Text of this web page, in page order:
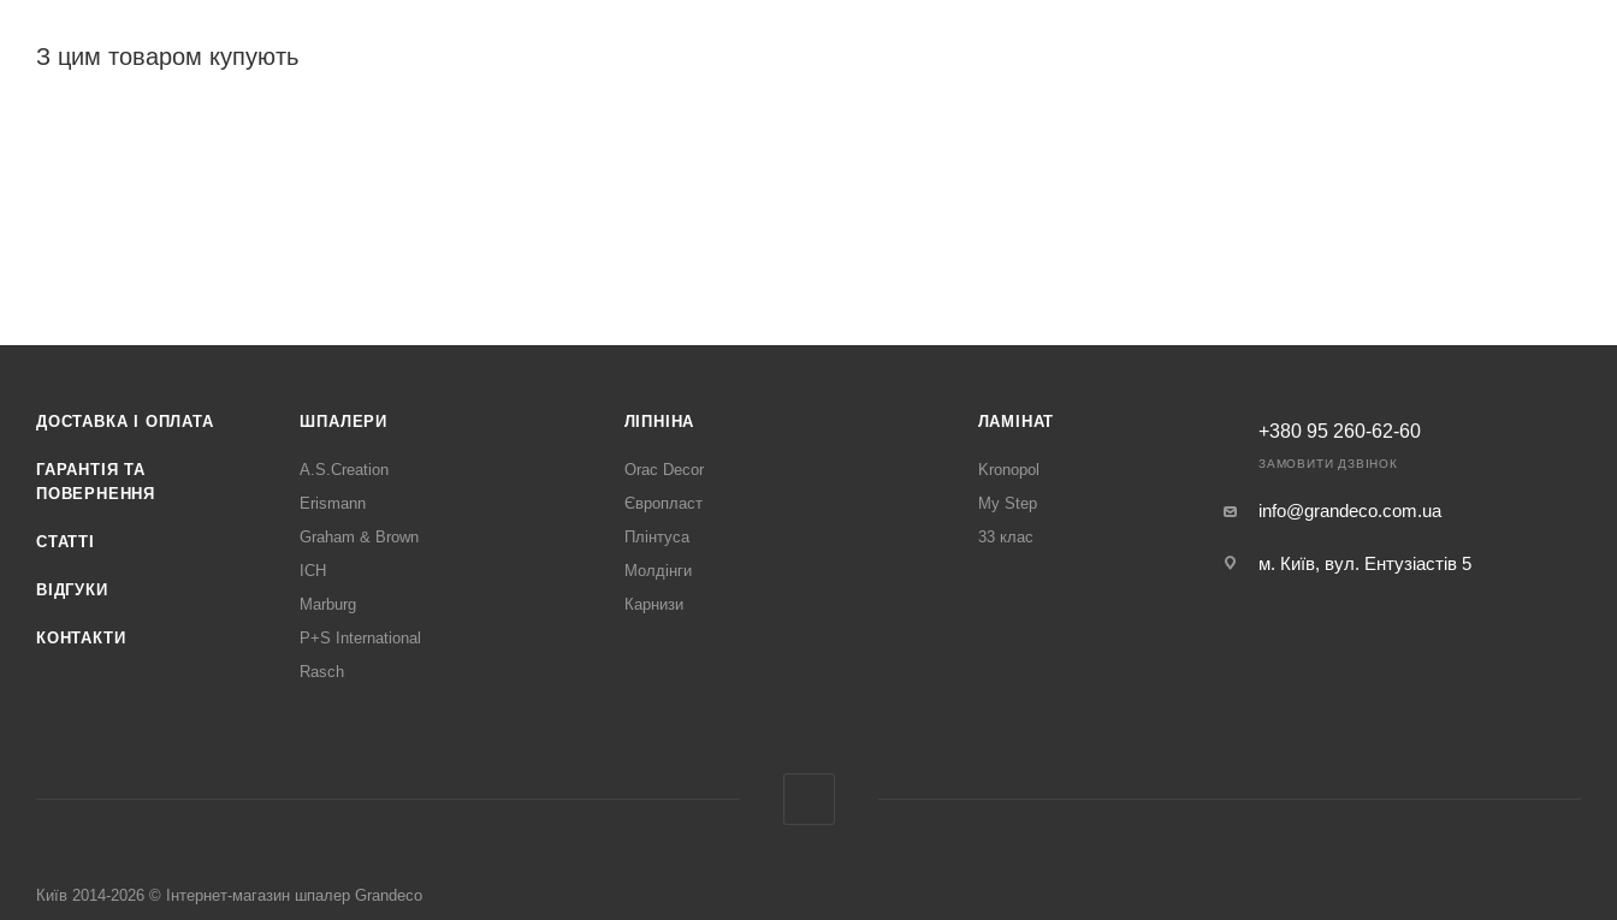
З цим товаром купують
ДОСТАВКА І ОПЛАТА
ГАРАНТІЯ ТА
ПОВЕРНЕННЯ
СТАТТІ
ВІДГУКИ
КОНТАКТИ
ШПАЛЕРИ
A.S.Creation
Erismann
Graham & Brown
ICH
Marburg
P+S International
Rasch
ЛІПНІНА
Orac Decor
Європласт
Плінтуса
Молдінги
Карнизи
ЛАМІНАТ
Kronopol
My Step
33 клас
+380 95 260-62-60
ЗАМОВИТИ ДЗВІНОК
info@grandeco.com.ua
м. Київ, вул. Ентузіастів 5
Київ 2014-2026 © Інтернет-магазин шпалер Grandeco